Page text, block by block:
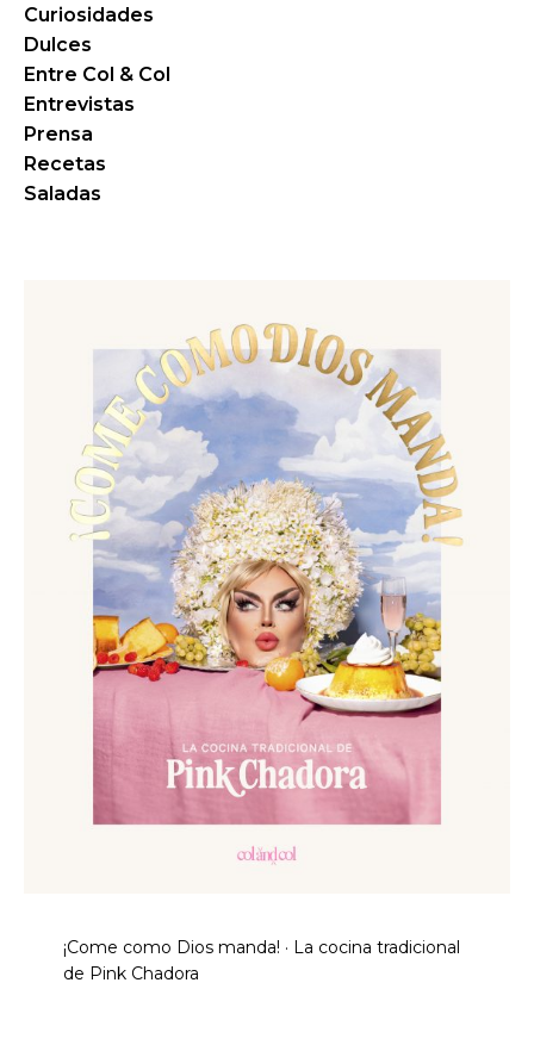
Curiosidades
Dulces
Entre Col & Col
Entrevistas
Prensa
Recetas
Saladas
¡Come como Dios manda! · La cocina tradicional
de Pink Chadora